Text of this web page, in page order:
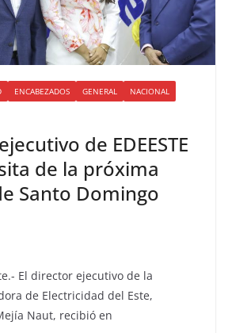
ENCABEZADOS GENERAL
NACIONAL
de EDEESTE
de la próxima
Santo Domingo
El director ejecutivo de la
de Electricidad del Este,
Naut, recibió en